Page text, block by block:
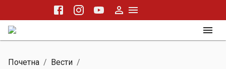
Почетна / Вести /